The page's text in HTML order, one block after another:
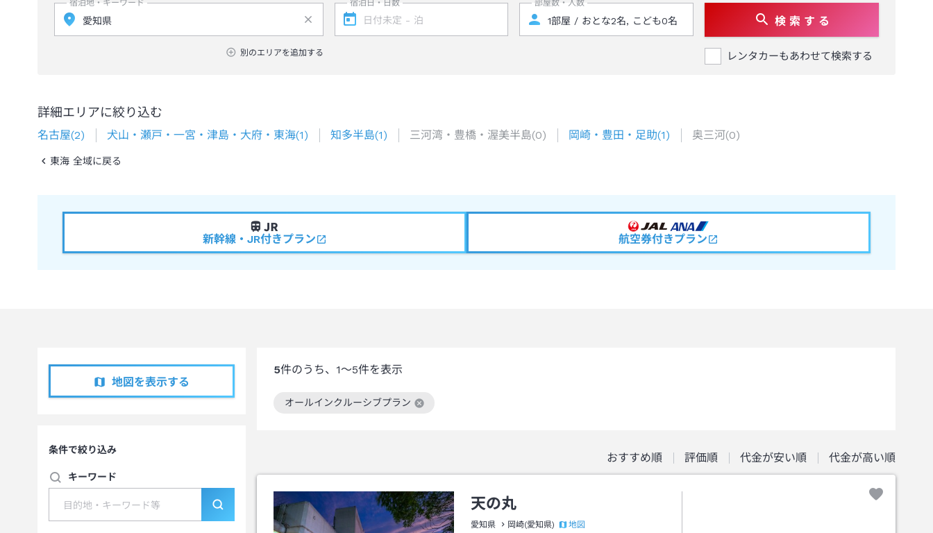
宿泊地・キーワード
別のエリアを追加する
宿泊日・日数 部屋数・人数
検 索 す る
レンタカーもあわせて検索する
詳細エリアに絞り込む
名古屋(2) 犬山・瀬戸・一宮・津島・大府・東海(1) 知多半島(1) 三河湾・豊橋・渥美半島(0) 岡崎・豊田・足助(1) 奥三河(0)
東海 全域に戻る
新幹線・JR付きプラン 航空券付きプラン
地図を表示する
条件で絞り込み
キーワード
5件のうち、 1～5件を表示
オールインクルーシブプラン
この絞り込み条件を解除
おすすめ順 評価順 代金が安い順 代金が高い順
天の丸
愛知県 岡崎(愛知県)
地図